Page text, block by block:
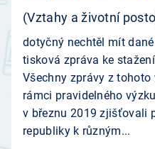
(Vztahy a životní
dotyčný nechtěl mít
tisková zpráva ke
Všechny zprávy z tohoto
rámci pravidelného
v březnu 2019 zjišťovali
republiky k různým...